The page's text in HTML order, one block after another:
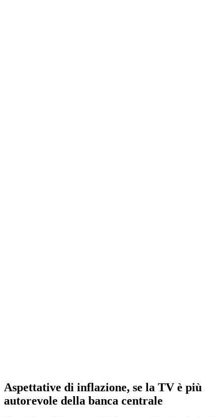
Aspettative di inflazione, se la TV è più
autorevole della banca centrale